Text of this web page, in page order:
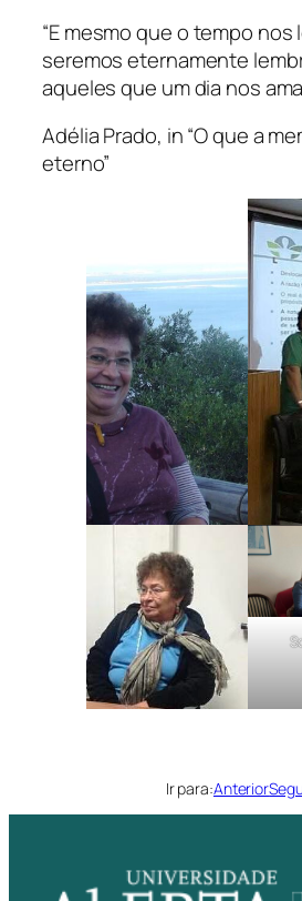
“E mesmo que o tempo nos
seremos eternamente
aqueles que um dia nos
Adélia Prado, in “O que a
eterno”
Ir para:Anterior